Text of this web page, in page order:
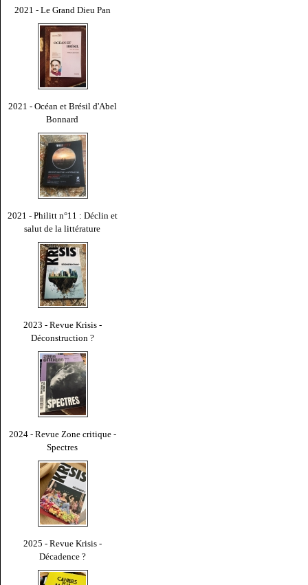
2021 - Le Grand Dieu Pan
2021 - Océan et Brésil d'Abel
Bonnard
2021 - Philitt n°11 : Déclin et
salut de la littérature
2023 - Revue Krisis -
Déconstruction ?
2024 - Revue Zone critique -
Spectres
2025 - Revue Krisis -
Décadence ?